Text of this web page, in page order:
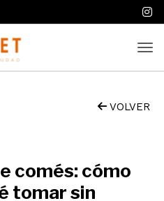
VOLVER
comés: cómo
tomar sin